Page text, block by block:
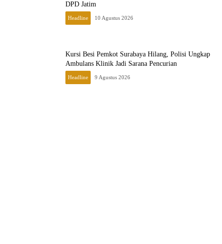
DPD Jatim
Headline 10 Agustus 2026
Kursi Besi Pemkot Surabaya Hilang, Polisi Ungkap
Ambulans Klinik Jadi Sarana Pencurian
Headline 9 Agustus 2026